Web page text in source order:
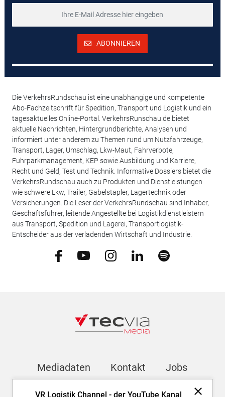
VR Logistik Channel - der YouTube Kanal
ABONNIEREN
Die VerkehrsRundschau ist eine unabhängige und kompetente
Abo-Fachzeitschrift für Spedition, Transport und Logistik und ein
tagesaktuelles Online-Portal. VerkehrsRunschau.de bietet
aktuelle Nachrichten, Hintergrundberichte, Analysen und
informiert unter anderem zu Themen rund um Nutzfahrzeuge,
Transport, Lager, Umschlag, Lkw-Maut, Fahrverbote,
Fuhrparkmanagement, KEP sowie Ausbildung und Karriere,
Recht und Geld, Test und Technik. Informative Dossiers bietet die
VerkehrsRundschau auch zu Produkten und Dienstleistungen
wie schwere Lkw, Trailer, Gabelstapler, Lagertechnik oder
Versicherungen. Die Leser der VerkehrsRundschau sind Inhaber,
Geschäftsführer, leitende Angestellte bei Logistikdienstleistern
aus Transport, Spedition und Lagerei, Transportlogistik-
Entscheider aus der verladenden Wirtschaft und Industrie.
Mediadaten Kontakt Jobs
Newsletter